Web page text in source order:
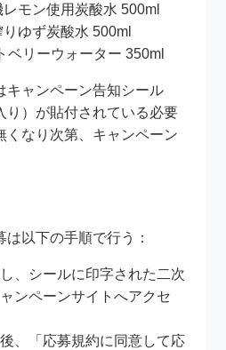
モン使用炭酸水 500ml
ゆず炭酸水 500ml
ベリーウォーター 350ml
キャンペーン告知シール
り）が貼付されている必要
くなり次第、キャンペーン
以下の手順で行う：
、シールに印字された二次
ンペーンサイトへアクセ
、「応募規約に同意して応